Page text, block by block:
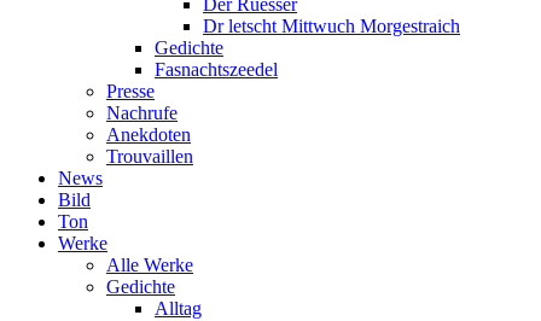
Der Ruesser
Dr letscht Mittwuch Morgestraich
Gedichte
Fasnachtszeedel
Presse
Nachrufe
Anekdoten
Trouvaillen
News
Bild
Ton
Werke
Alle Werke
Gedichte
Alltag